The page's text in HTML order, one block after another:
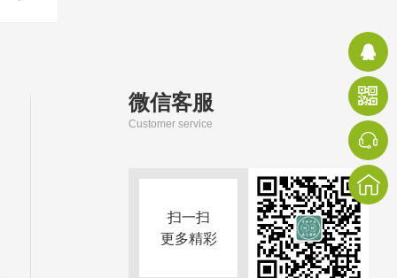
微信客服
Customer service
扫一扫
更多精彩